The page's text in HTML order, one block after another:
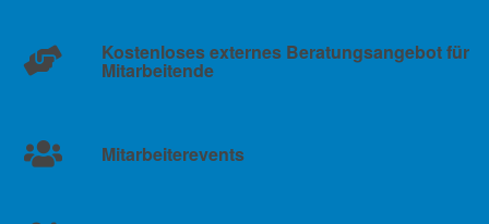
Kostenloses externes Beratungsangebot für
Mitarbeitende
Mitarbeiterevents